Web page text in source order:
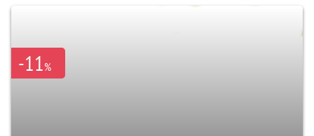
-11%